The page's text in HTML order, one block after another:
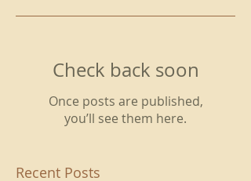
Check back soon
Once posts are published,
you’ll see them here.
Recent Posts